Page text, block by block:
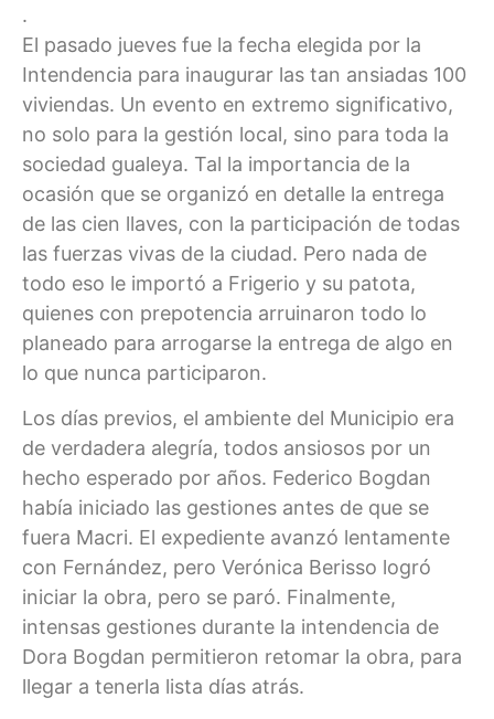
.
El pasado jueves fue la fecha elegida por la
Intendencia para inaugurar las tan ansiadas 100
viviendas. Un evento en extremo significativo,
no solo para la gestión local, sino para toda la
sociedad gualeya. Tal la importancia de la
ocasión que se organizó en detalle la entrega
de las cien llaves, con la participación de todas
las fuerzas vivas de la ciudad. Pero nada de
todo eso le importó a Frigerio y su patota,
quienes con prepotencia arruinaron todo lo
planeado para arrogarse la entrega de algo en
lo que nunca participaron.
Los días previos, el ambiente del Municipio era
de verdadera alegría, todos ansiosos por un
hecho esperado por años. Federico Bogdan
había iniciado las gestiones antes de que se
fuera Macri. El expediente avanzó lentamente
con Fernández, pero Verónica Berisso logró
iniciar la obra, pero se paró. Finalmente,
intensas gestiones durante la intendencia de
Dora Bogdan permitieron retomar la obra, para
llegar a tenerla lista días atrás.